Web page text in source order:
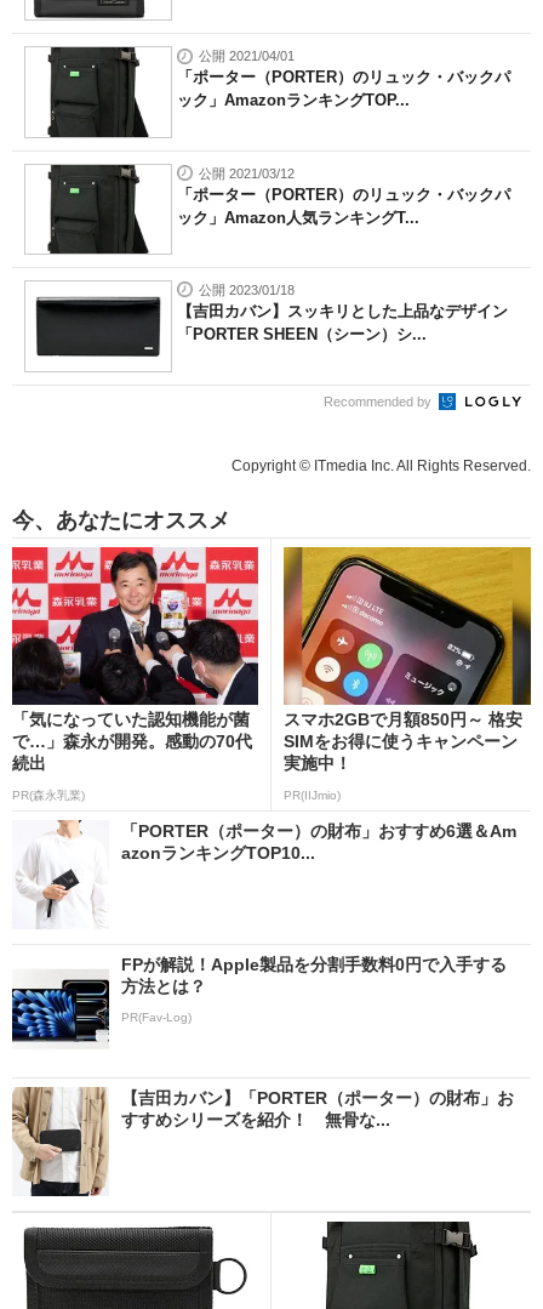
公開 2021/04/01
「ポーター（PORTER）のリュック・バックパ
ック」AmazonランキングTOP...
公開 2021/03/12
「ポーター（PORTER）のリュック・バックパ
ック」Amazon人気ランキングT...
公開 2023/01/18
【吉田カバン】スッキリとした上品なデザイン
「PORTER SHEEN（シーン）シ...
Recommended by
Copyright © ITmedia Inc. All Rights Reserved.
今、あなたにオススメ
「気になっていた認知機能が菌
で…」森永が開発。感動の70代
続出
PR(森永乳業)
スマホ2GBで月額850円～ 格安
SIMをお得に使うキャンペーン
実施中！
PR(IIJmio)
「PORTER（ポーター）の財布」おすすめ6選＆Am
azonランキングTOP10...
FPが解説！Apple製品を分割手数料0円で入手する
方法とは？
PR(Fav-Log)
【吉田カバン】「PORTER（ポーター）の財布」お
すすめシリーズを紹介！ 無骨な...